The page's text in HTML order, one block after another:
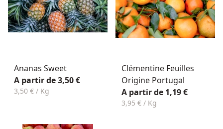
Ananas Sweet
A partir de 3,50 €
3,50 € / Kg
Clémentine Feuilles
Origine Portugal
A partir de 1,19 €
3,95 € / Kg